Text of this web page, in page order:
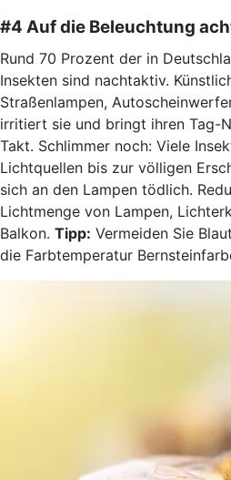
#4 Auf die Beleuchtung
Rund 70 Prozent der in
Insekten sind nachtaktiv.
Straßenlampen,
irritiert sie und bringt ihren Tag-
Takt. Schlimmer noch: Viele
Lichtquellen bis zur völligen
sich an den Lampen tödlich.
Lichtmenge von Lampen,
Balkon. Tipp: Vermeiden Sie
die Farbtemperatur